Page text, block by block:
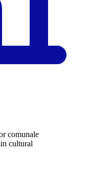
comunale
cultural